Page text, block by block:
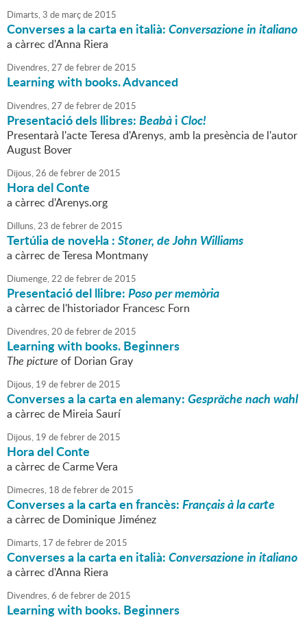
Dimarts,3 de marçde2015
Converses a la carta en italià:Conversazione in italiano
a càrrec d'Anna Riera
Divendres,27 defebrerde2015
Learning with books. Advanced
Divendres,27 defebrerde2015
Presentació dels llibres:BeabàiCloc!
Presentarà l'acte Teresa d'Arenys, amb la presència de l'autor
August Bover
Dijous,26 defebrerde2015
Hora del Conte
a càrrec d'Arenys.org
Dilluns,23 defebrerde2015
Tertúlia de novel·la :Stoner, de John Williams
a càrrec de Teresa Montmany
Diumenge,22 defebrerde2015
Presentació del llibre:Poso per memòria
a càrrec de l'historiador Francesc Forn
Divendres,20 defebrerde2015
Learning with books. Beginners
The picture of Dorian Gray
Dijous, 19 defebrerde2015
Converses a la carta en alemany:Gespräche nach wahl
a càrrec de Mireia Saurí
Dijous, 19 defebrerde2015
Hora del Conte
a càrrec de Carme Vera
Dimecres, 18 defebrerde2015
Converses a la carta en francès:Français à la carte
a càrrec de Dominique Jiménez
Dimarts, 17 defebrerde2015
Converses a la carta en italià:Conversazione in italiano
a càrrec d'Anna Riera
Divendres,6 defebrerde2015
Learning with books. Beginners